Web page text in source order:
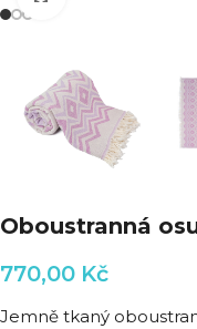
Oboustranná
770,00 Kč
Jemně tkaný